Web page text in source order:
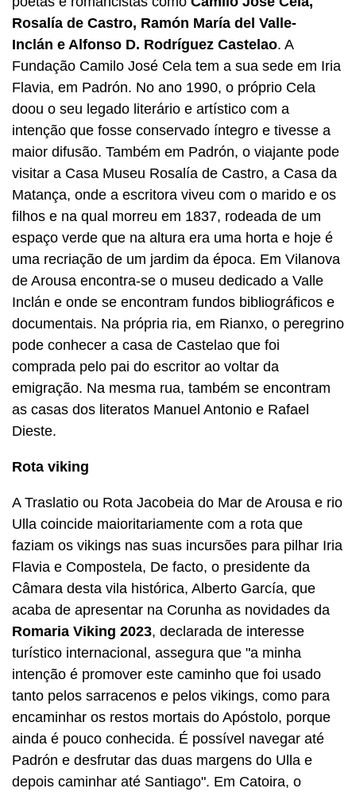
Rosalía de Castro, Ramón María del Valle-
Inclán e Alfonso D. Rodríguez Castelao. A
Fundação Camilo José Cela tem a sua sede em Iria
Flavia, em Padrón. No ano 1990, o próprio Cela
doou o seu legado literário e artístico com a
intenção que fosse conservado íntegro e tivesse a
maior difusão. Também em Padrón, o viajante pode
visitar a Casa Museu Rosalía de Castro, a Casa da
Matança, onde a escritora viveu com o marido e os
filhos e na qual morreu em 1837, rodeada de um
espaço verde que na altura era uma horta e hoje é
uma recriação de um jardim da época. Em Vilanova
de Arousa encontra-se o museu dedicado a Valle
Inclán e onde se encontram fundos bibliográficos e
documentais. Na própria ria, em Rianxo, o peregrino
pode conhecer a casa de Castelao que foi
comprada pelo pai do escritor ao voltar da
emigração. Na mesma rua, também se encontram
as casas dos literatos Manuel Antonio e Rafael
Dieste.
Rota viking
A Traslatio ou Rota Jacobeia do Mar de Arousa e rio
Ulla coincide maioritariamente com a rota que
faziam os vikings nas suas incursões para pilhar Iria
Flavia e Compostela, De facto, o presidente da
Câmara desta vila histórica, Alberto García, que
acaba de apresentar na Corunha as novidades da
Romaria Viking 2023, declarada de interesse
turístico internacional, assegura que "a minha
intenção é promover este caminho que foi usado
tanto pelos sarracenos e pelos vikings, como para
encaminhar os restos mortais do Apóstolo, porque
ainda é pouco conhecida. É possível navegar até
Padrón e desfrutar das duas margens do Ulla e
depois caminhar até Santiago". Em Catoira, o